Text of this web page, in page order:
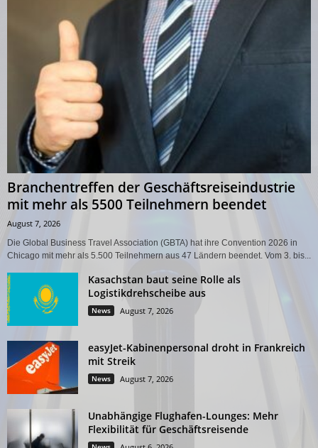
Branchentreffen der Geschäftsreiseindustrie
mit mehr als 5500 Teilnehmern beendet
August 7, 2026
Die Global Business Travel Association (GBTA) hat ihre Convention 2026 in
Chicago mit mehr als 5.500 Teilnehmern aus 47 Ländern beendet. Vom 3. bis...
Kasachstan baut seine Rolle als
Logistikdrehscheibe aus
News August 7, 2026
easyJet-Kabinenpersonal droht in Frankreich
mit Streik
News August 7, 2026
Unabhängige Flughafen-Lounges: Mehr
Flexibilität für Geschäftsreisende